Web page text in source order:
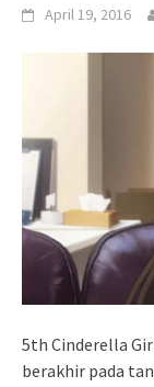
April 19, 2016
5th Cinderella
berakhir pada